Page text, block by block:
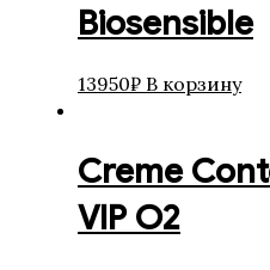
Biosensible
13950₽ В корзину
Creme
VIP O2